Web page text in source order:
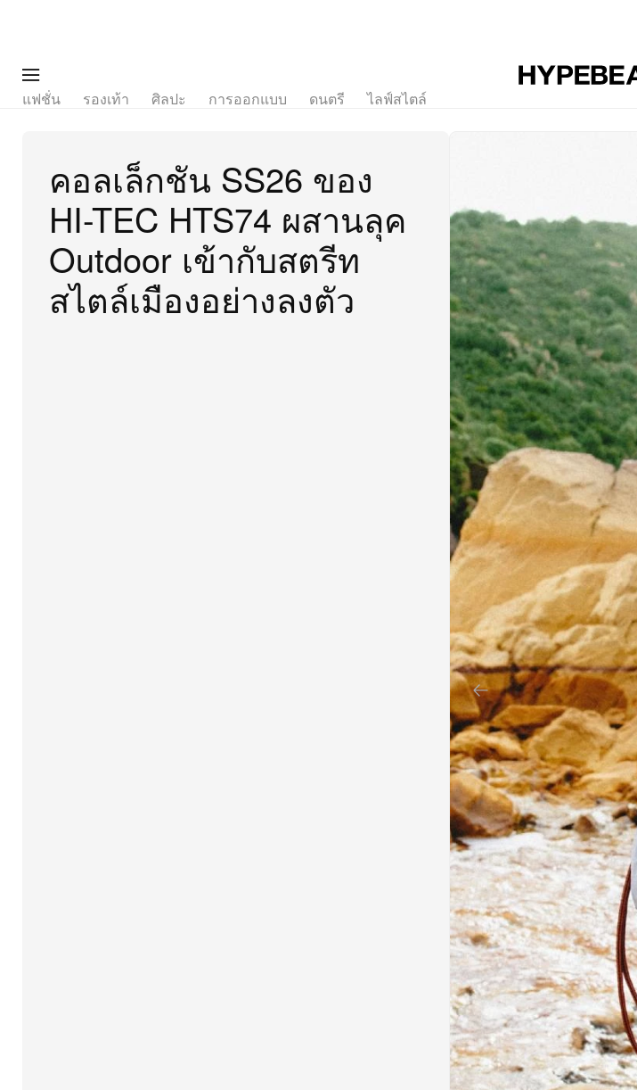
แฟชั่น รองเท้า ศิลปะ การออกแบบ ดนตรี ไลฟ์สไตล์
คอลเล็กชัน SS26 ของ
HI-TEC HTS74 ผสานลุค
Outdoor เข้ากับสตรีท
สไตล์เมืองอย่างลงตัว